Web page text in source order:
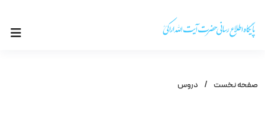
صفحه نخست / دروس